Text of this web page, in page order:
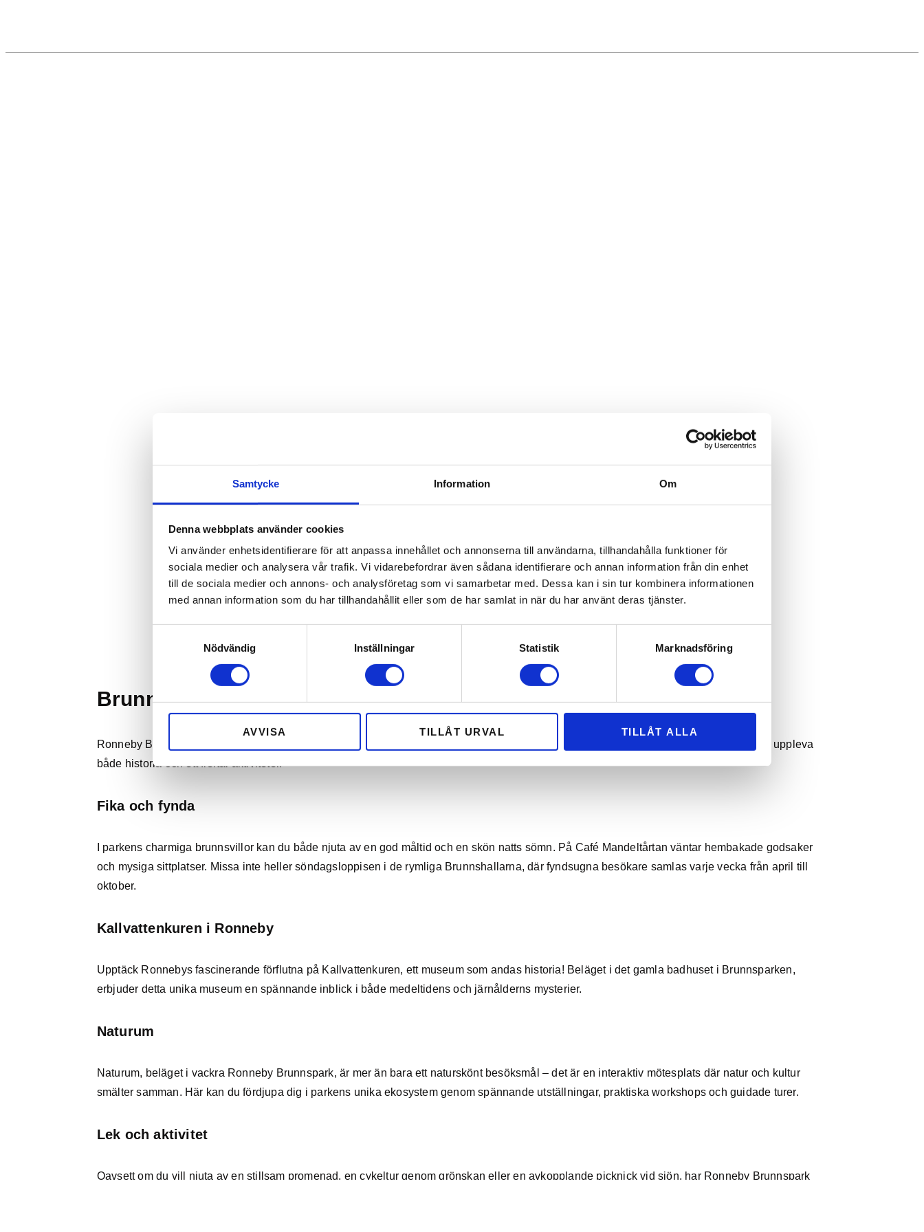
Samtycke Information Om
Denna webbplats använder cookies
Vi använder enhetsidentifierare för att anpassa innehållet och annonserna till användarna, tillhandahålla funktioner för
sociala medier och analysera vår trafik. Vi vidarebefordrar även sådana identifierare och annan information från din enhet
till de sociala medier och annons- och analysföretag som vi samarbetar med. Dessa kan i sin tur kombinera informationen
med annan information som du har tillhandahållit eller som de har samlat in när du har använt deras tjänster.
Nödvändig
Inställningar Statistik Marknadsföring
AVVISA TILLÅT URVAL TILLÅT ALLA
Brunnsparken
Ronneby Brunnspark, belägen i den charmiga staden Ronneby, bär på en rik historia som sträcker sig tillbaka till 1700-talet. Här kan du uppleva
både historia och ett flertal aktiviteter.
Fika och fynda
I parkens charmiga brunnsvillor kan du både njuta av en god måltid och en skön natts sömn. På Café Mandeltårtan väntar hembakade godsaker
och mysiga sittplatser. Missa inte heller söndagsloppisen i de rymliga Brunnshallarna, där fyndsugna besökare samlas varje vecka från april till
oktober.
Kallvattenkuren i Ronneby
Upptäck Ronnebys fascinerande förflutna på Kallvattenkuren, ett museum som andas historia! Beläget i det gamla badhuset i Brunnsparken,
erbjuder detta unika museum en spännande inblick i både medeltidens och järnålderns mysterier.
Naturum
Naturum, beläget i vackra Ronneby Brunnspark, är mer än bara ett naturskönt besöksmål – det är en interaktiv mötesplats där natur och kultur
smälter samman. Här kan du fördjupa dig i parkens unika ekosystem genom spännande utställningar, praktiska workshops och guidade turer.
Lek och aktivitet
Oavsett om du vill njuta av en stillsam promenad, en cykeltur genom grönskan eller en avkopplande picknick vid sjön, har Ronneby Brunnspark